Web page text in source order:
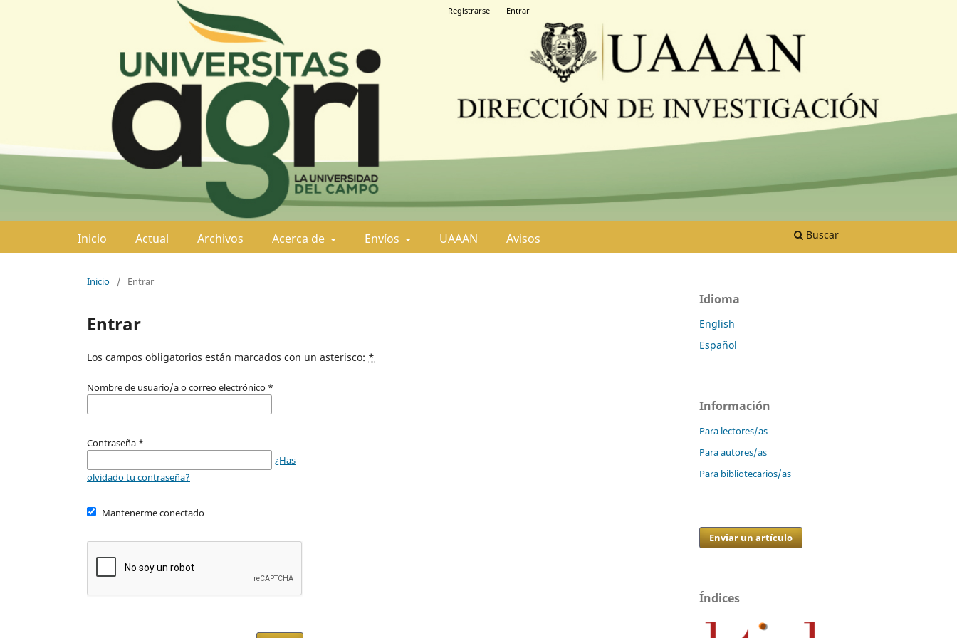
Inicio Actual Archivos Acerca de Envíos UAAAN Avisos Buscar
Registrarse Entrar
Inicio / Entrar
Entrar
Los campos obligatorios están marcados con un asterisco: *
Nombre de usuario/a o correo electrónico *
Contraseña *
¿Has
olvidado tu contraseña?
Mantenerme conectado
Idioma
English
Español
Información
Para lectores/as
Para autores/as
Para bibliotecarios/as
Enviar un artículo
Índices